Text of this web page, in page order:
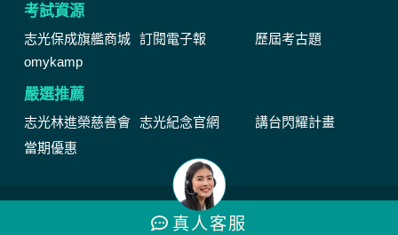
真人客服
考試資源
志光保成旗艦商城 訂閱電子報
歷屆考古題
omykamp
嚴選推薦
志光林進榮慈善會 志光紀念官網
講台閃耀計畫
當期優惠
網站由公職王數位行銷(股)公司維運管理著作權所有 Copyright © by
2024 public.com.tw All Rights Reserved.